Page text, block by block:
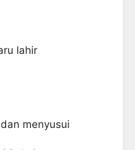
lahir
menyusui